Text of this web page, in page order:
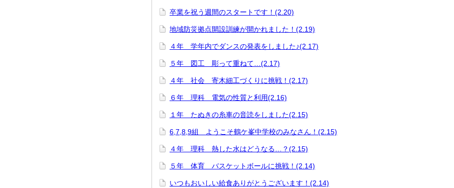
卒業を祝う週間のスタートです！(2.20)
地域防災拠点開設訓練が開かれました！(2.19)
４年 学年内でダンスの発表をしました♪(2.17)
５年 図工 彫って重ねて…(2.17)
４年 社会 寄木細工づくりに挑戦！(2.17)
６年 理科 電気の性質と利用(2.16)
１年 たぬきの糸車の音読をしました(2.15)
6,7,8,9組 ようこそ鶴ケ峯中学校のみなさん！(2.15)
４年 理科 熱した水はどうなる…？(2.15)
５年 体育 バスケットボールに挑戦！(2.14)
いつもおいしい給食ありがとうございます！(2.14)